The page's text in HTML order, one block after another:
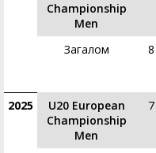
Championship
Men
Загалом 8
2025
U20 European
Championship
Men
7